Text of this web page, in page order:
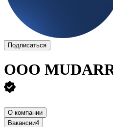
Подписаться
ООО
О компании
Вакансии4